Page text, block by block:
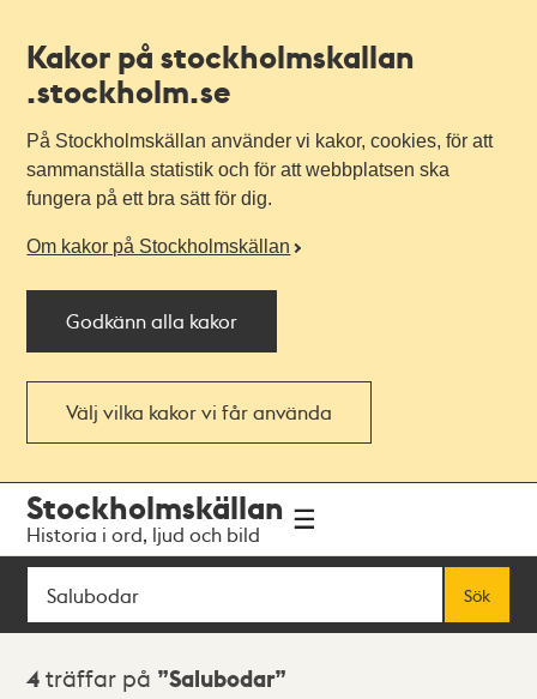
Kakor på stockholmskallan
.stockholm.se
På Stockholmskällan använder vi kakor, cookies, för att
sammanställa statistik och för att webbplatsen ska
fungera på ett bra sätt för dig.
Om kakor på Stockholmskällan
Godkänn alla kakor
Välj vilka kakor vi får använda
navigationen
huvudinnehållet
Stockholmskällan
Historia i ord, ljud och bild
Sök
Sök
Sökresultat
4 träffar på Salubodar